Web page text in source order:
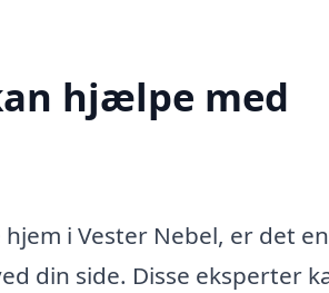
hjælpe med
i Vester Nebel, er det en
din side. Disse eksperter